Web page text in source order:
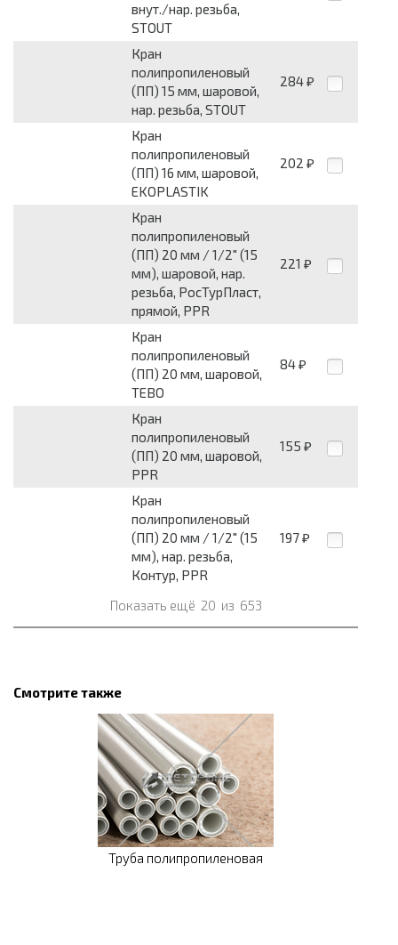
внут./нар. резьба,
STOUT
Кран
полипропиленовый
(ПП) 15 мм, шаровой,
нар. резьба, STOUT
284 ₽
Кран
полипропиленовый
(ПП) 16 мм, шаровой,
EKOPLASTIK
202 ₽
Кран
полипропиленовый
(ПП) 20 мм / 1/2" (15
мм), шаровой, нар.
резьба, РосТурПласт,
прямой, PPR
221 ₽
Кран
полипропиленовый
(ПП) 20 мм, шаровой,
TEBO
84 ₽
Кран
полипропиленовый
(ПП) 20 мм, шаровой,
PPR
155 ₽
Кран
полипропиленовый
(ПП) 20 мм / 1/2" (15
мм), нар. резьба,
Контур, PPR
197 ₽
Показать ещё 20 из 653
Смотрите также
Труба полипропиленовая